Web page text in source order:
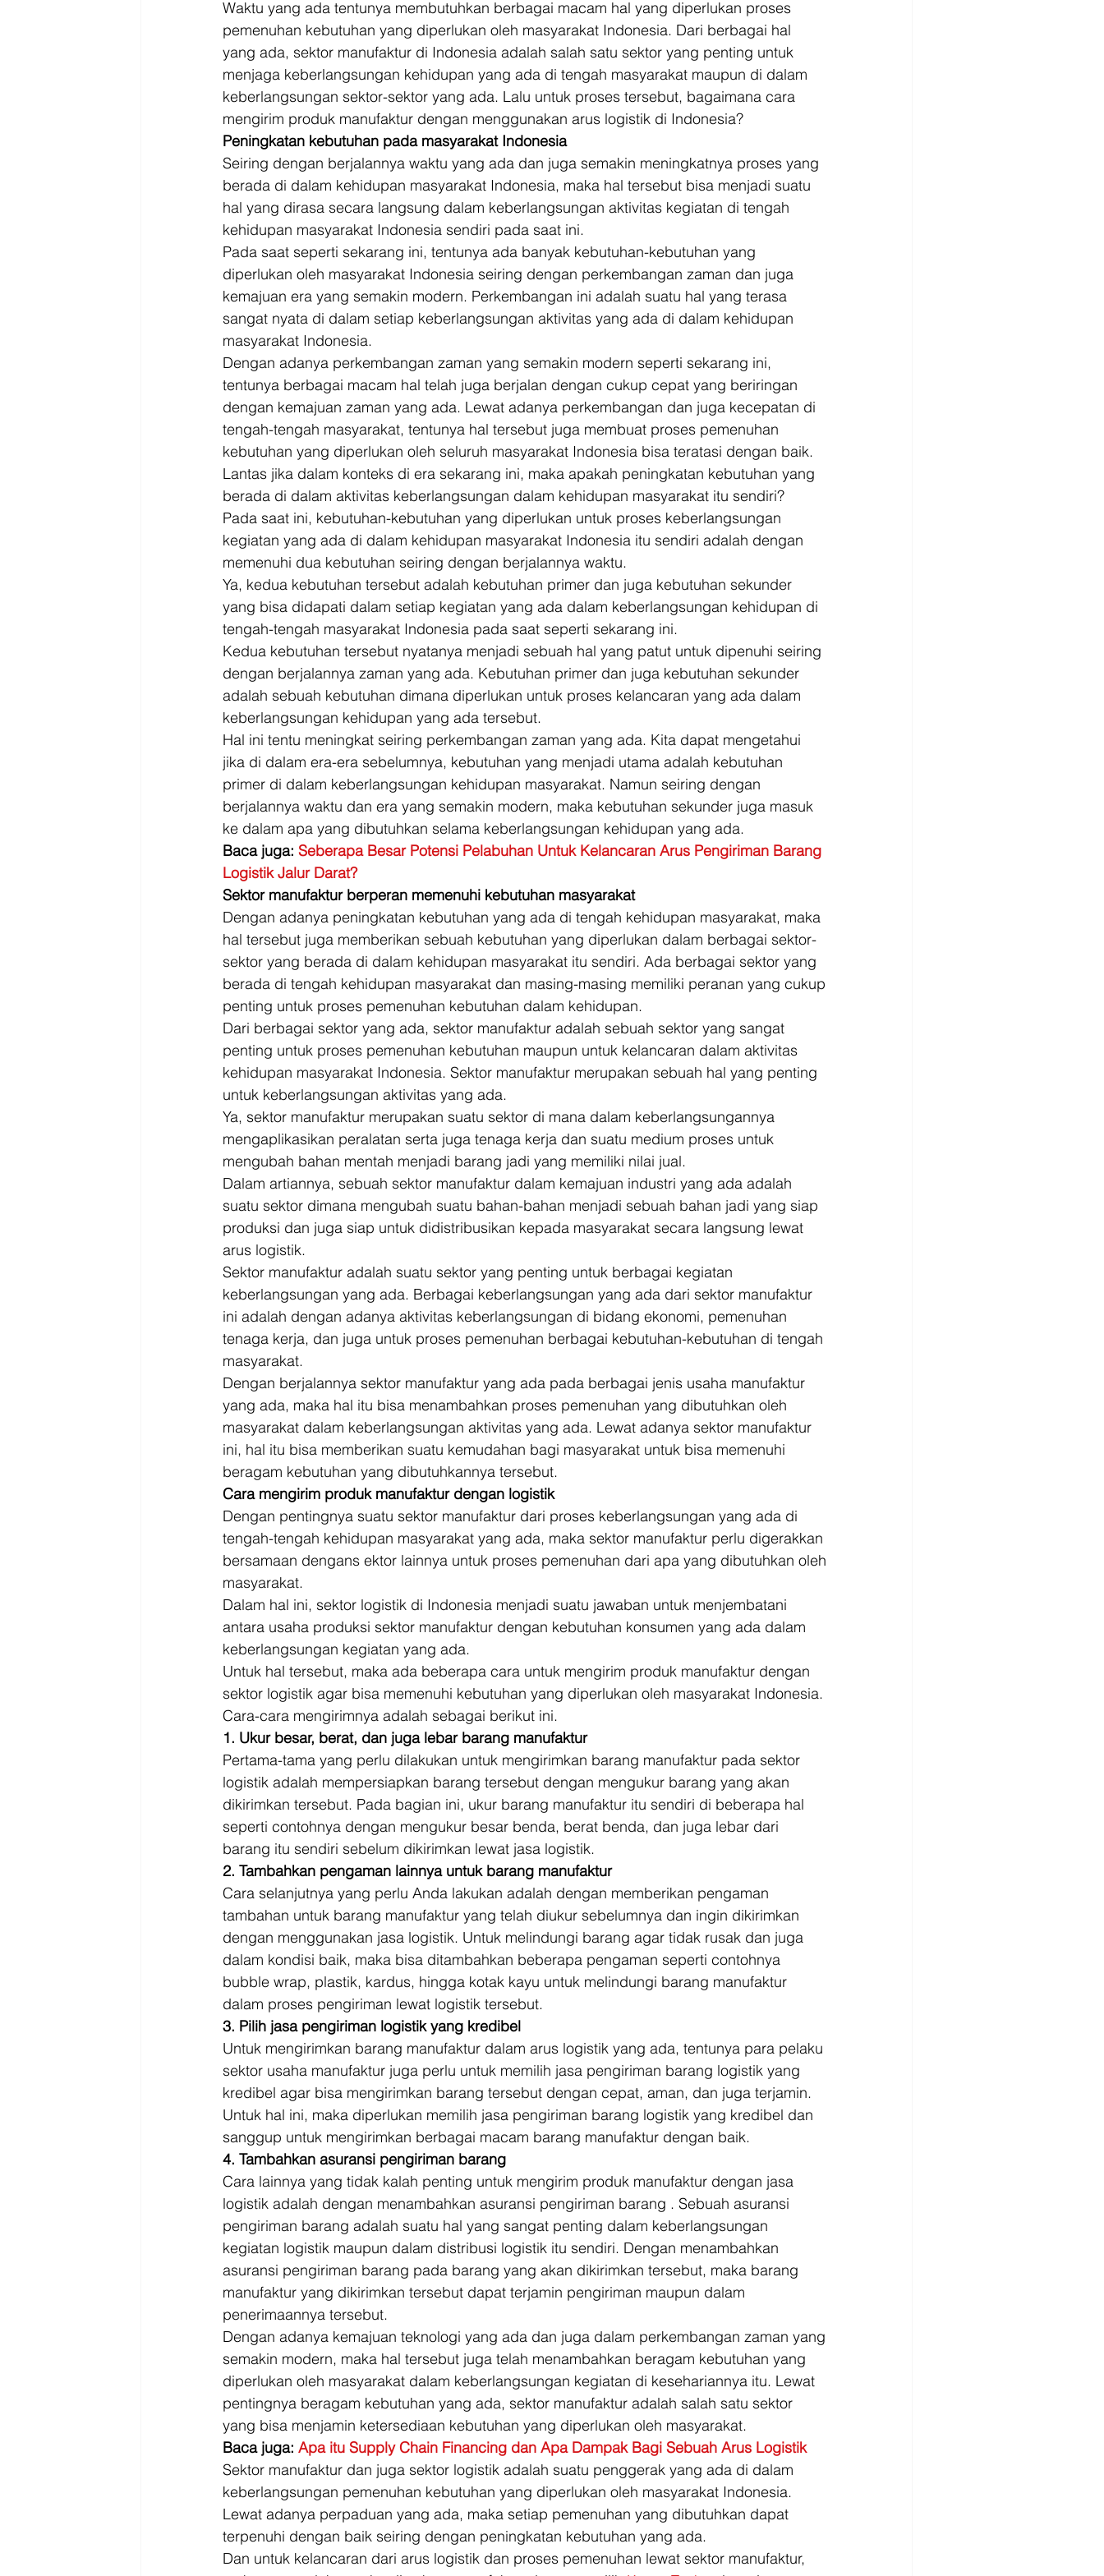
Waktu yang ada tentunya membutuhkan berbagai macam hal yang diperlukan proses
pemenuhan kebutuhan yang diperlukan oleh masyarakat Indonesia. Dari berbagai hal
yang ada, sektor manufaktur di Indonesia adalah salah satu sektor yang penting untuk
menjaga keberlangsungan kehidupan yang ada di tengah masyarakat maupun di dalam
keberlangsungan sektor-sektor yang ada. Lalu untuk proses tersebut, bagaimana cara
mengirim produk manufaktur dengan menggunakan arus logistik di Indonesia?
Peningkatan kebutuhan pada masyarakat Indonesia
Seiring dengan berjalannya waktu yang ada dan juga semakin meningkatnya proses yang
berada di dalam kehidupan masyarakat Indonesia, maka hal tersebut bisa menjadi suatu
hal yang dirasa secara langsung dalam keberlangsungan aktivitas kegiatan di tengah
kehidupan masyarakat Indonesia sendiri pada saat ini.
Pada saat seperti sekarang ini, tentunya ada banyak kebutuhan-kebutuhan yang
diperlukan oleh masyarakat Indonesia seiring dengan perkembangan zaman dan juga
kemajuan era yang semakin modern. Perkembangan ini adalah suatu hal yang terasa
sangat nyata di dalam setiap keberlangsungan aktivitas yang ada di dalam kehidupan
masyarakat Indonesia.
Dengan adanya perkembangan zaman yang semakin modern seperti sekarang ini,
tentunya berbagai macam hal telah juga berjalan dengan cukup cepat yang beriringan
dengan kemajuan zaman yang ada. Lewat adanya perkembangan dan juga kecepatan di
tengah-tengah masyarakat, tentunya hal tersebut juga membuat proses pemenuhan
kebutuhan yang diperlukan oleh seluruh masyarakat Indonesia bisa teratasi dengan baik.
Lantas jika dalam konteks di era sekarang ini, maka apakah peningkatan kebutuhan yang
berada di dalam aktivitas keberlangsungan dalam kehidupan masyarakat itu sendiri?
Pada saat ini, kebutuhan-kebutuhan yang diperlukan untuk proses keberlangsungan
kegiatan yang ada di dalam kehidupan masyarakat Indonesia itu sendiri adalah dengan
memenuhi dua kebutuhan seiring dengan berjalannya waktu.
Ya, kedua kebutuhan tersebut adalah kebutuhan primer dan juga kebutuhan sekunder
yang bisa didapati dalam setiap kegiatan yang ada dalam keberlangsungan kehidupan di
tengah-tengah masyarakat Indonesia pada saat seperti sekarang ini.
Kedua kebutuhan tersebut nyatanya menjadi sebuah hal yang patut untuk dipenuhi seiring
dengan berjalannya zaman yang ada. Kebutuhan primer dan juga kebutuhan sekunder
adalah sebuah kebutuhan dimana diperlukan untuk proses kelancaran yang ada dalam
keberlangsungan kehidupan yang ada tersebut.
Hal ini tentu meningkat seiring perkembangan zaman yang ada. Kita dapat mengetahui
jika di dalam era-era sebelumnya, kebutuhan yang menjadi utama adalah kebutuhan
primer di dalam keberlangsungan kehidupan masyarakat. Namun seiring dengan
berjalannya waktu dan era yang semakin modern, maka kebutuhan sekunder juga masuk
ke dalam apa yang dibutuhkan selama keberlangsungan kehidupan yang ada.
Baca juga: Seberapa Besar Potensi Pelabuhan Untuk Kelancaran Arus Pengiriman Barang
Logistik Jalur Darat?
Sektor manufaktur berperan memenuhi kebutuhan masyarakat
Dengan adanya peningkatan kebutuhan yang ada di tengah kehidupan masyarakat, maka
hal tersebut juga memberikan sebuah kebutuhan yang diperlukan dalam berbagai sektor-
sektor yang berada di dalam kehidupan masyarakat itu sendiri. Ada berbagai sektor yang
berada di tengah kehidupan masyarakat dan masing-masing memiliki peranan yang cukup
penting untuk proses pemenuhan kebutuhan dalam kehidupan.
Dari berbagai sektor yang ada, sektor manufaktur adalah sebuah sektor yang sangat
penting untuk proses pemenuhan kebutuhan maupun untuk kelancaran dalam aktivitas
kehidupan masyarakat Indonesia. Sektor manufaktur merupakan sebuah hal yang penting
untuk keberlangsungan aktivitas yang ada.
Ya, sektor manufaktur merupakan suatu sektor di mana dalam keberlangsungannya
mengaplikasikan peralatan serta juga tenaga kerja dan suatu medium proses untuk
mengubah bahan mentah menjadi barang jadi yang memiliki nilai jual.
Dalam artiannya, sebuah sektor manufaktur dalam kemajuan industri yang ada adalah
suatu sektor dimana mengubah suatu bahan-bahan menjadi sebuah bahan jadi yang siap
produksi dan juga siap untuk didistribusikan kepada masyarakat secara langsung lewat
arus logistik.
Sektor manufaktur adalah suatu sektor yang penting untuk berbagai kegiatan
keberlangsungan yang ada. Berbagai keberlangsungan yang ada dari sektor manufaktur
ini adalah dengan adanya aktivitas keberlangsungan di bidang ekonomi, pemenuhan
tenaga kerja, dan juga untuk proses pemenuhan berbagai kebutuhan-kebutuhan di tengah
masyarakat.
Dengan berjalannya sektor manufaktur yang ada pada berbagai jenis usaha manufaktur
yang ada, maka hal itu bisa menambahkan proses pemenuhan yang dibutuhkan oleh
masyarakat dalam keberlangsungan aktivitas yang ada. Lewat adanya sektor manufaktur
ini, hal itu bisa memberikan suatu kemudahan bagi masyarakat untuk bisa memenuhi
beragam kebutuhan yang dibutuhkannya tersebut.
Cara mengirim produk manufaktur dengan logistik
Dengan pentingnya suatu sektor manufaktur dari proses keberlangsungan yang ada di
tengah-tengah kehidupan masyarakat yang ada, maka sektor manufaktur perlu digerakkan
bersamaan dengans ektor lainnya untuk proses pemenuhan dari apa yang dibutuhkan oleh
masyarakat.
Dalam hal ini, sektor logistik di Indonesia menjadi suatu jawaban untuk menjembatani
antara usaha produksi sektor manufaktur dengan kebutuhan konsumen yang ada dalam
keberlangsungan kegiatan yang ada.
Untuk hal tersebut, maka ada beberapa cara untuk mengirim produk manufaktur dengan
sektor logistik agar bisa memenuhi kebutuhan yang diperlukan oleh masyarakat Indonesia.
Cara-cara mengirimnya adalah sebagai berikut ini.
1. Ukur besar, berat, dan juga lebar barang manufaktur
Pertama-tama yang perlu dilakukan untuk mengirimkan barang manufaktur pada sektor
logistik adalah mempersiapkan barang tersebut dengan mengukur barang yang akan
dikirimkan tersebut. Pada bagian ini, ukur barang manufaktur itu sendiri di beberapa hal
seperti contohnya dengan mengukur besar benda, berat benda, dan juga lebar dari
barang itu sendiri sebelum dikirimkan lewat jasa logistik.
2. Tambahkan pengaman lainnya untuk barang manufaktur
Cara selanjutnya yang perlu Anda lakukan adalah dengan memberikan pengaman
tambahan untuk barang manufaktur yang telah diukur sebelumnya dan ingin dikirimkan
dengan menggunakan jasa logistik. Untuk melindungi barang agar tidak rusak dan juga
dalam kondisi baik, maka bisa ditambahkan beberapa pengaman seperti contohnya
bubble wrap, plastik, kardus, hingga kotak kayu untuk melindungi barang manufaktur
dalam proses pengiriman lewat logistik tersebut.
3. Pilih jasa pengiriman logistik yang kredibel
Untuk mengirimkan barang manufaktur dalam arus logistik yang ada, tentunya para pelaku
sektor usaha manufaktur juga perlu untuk memilih jasa pengiriman barang logistik yang
kredibel agar bisa mengirimkan barang tersebut dengan cepat, aman, dan juga terjamin.
Untuk hal ini, maka diperlukan memilih jasa pengiriman barang logistik yang kredibel dan
sanggup untuk mengirimkan berbagai macam barang manufaktur dengan baik.
4. Tambahkan asuransi pengiriman barang
Cara lainnya yang tidak kalah penting untuk mengirim produk manufaktur dengan jasa
logistik adalah dengan menambahkan asuransi pengiriman barang . Sebuah asuransi
pengiriman barang adalah suatu hal yang sangat penting dalam keberlangsungan
kegiatan logistik maupun dalam distribusi logistik itu sendiri. Dengan menambahkan
asuransi pengiriman barang pada barang yang akan dikirimkan tersebut, maka barang
manufaktur yang dikirimkan tersebut dapat terjamin pengiriman maupun dalam
penerimaannya tersebut.
Dengan adanya kemajuan teknologi yang ada dan juga dalam perkembangan zaman yang
semakin modern, maka hal tersebut juga telah menambahkan beragam kebutuhan yang
diperlukan oleh masyarakat dalam keberlangsungan kegiatan di kesehariannya itu. Lewat
pentingnya beragam kebutuhan yang ada, sektor manufaktur adalah salah satu sektor
yang bisa menjamin ketersediaan kebutuhan yang diperlukan oleh masyarakat.
Baca juga: Apa itu Supply Chain Financing dan Apa Dampak Bagi Sebuah Arus Logistik
Sektor manufaktur dan juga sektor logistik adalah suatu penggerak yang ada di dalam
keberlangsungan pemenuhan kebutuhan yang diperlukan oleh masyarakat Indonesia.
Lewat adanya perpaduan yang ada, maka setiap pemenuhan yang dibutuhkan dapat
terpenuhi dengan baik seiring dengan peningkatan kebutuhan yang ada.
Dan untuk kelancaran dari arus logistik dan proses pemenuhan lewat sektor manufaktur,